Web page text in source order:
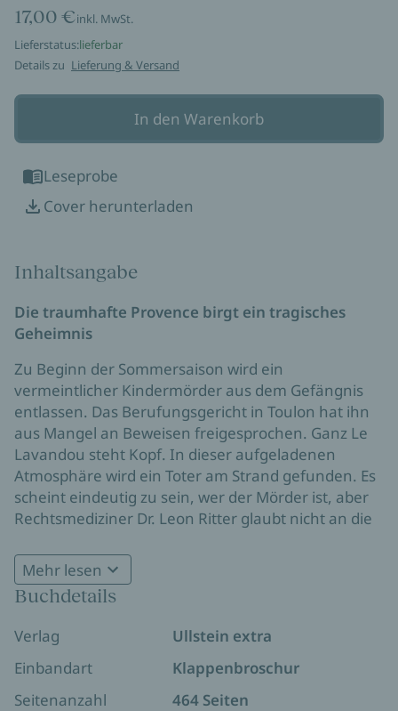
17,00 €inkl. MwSt.
Lieferstatus:lieferbar
Details zu Lieferung & Versand
In den Warenkorb
Leseprobe
Cover herunterladen
Inhaltsangabe
Die traumhafte Provence birgt ein tragisches
Geheimnis
Zu Beginn der Sommersaison wird ein
vermeintlicher Kindermörder aus dem Gefängnis
entlassen. Das Berufungsgericht in Toulon hat ihn
aus Mangel an Beweisen freigesprochen. Ganz Le
Lavandou steht Kopf. In dieser aufgeladenen
Atmosphäre wird ein Toter am Strand gefunden. Es
scheint eindeutig zu sein, wer der Mörder ist, aber
Rechtsmediziner Dr. Leon Ritter glaubt nicht an die
ihn auf die idyllische Insel Porquerolles. Tiefer und
tiefer gräbt er sich in die Geschichte der
Inselbewohner, aber seine Nachforschungen
gefallen nicht allen. Denn alles deutet darauf hin,
dass der Täter von damals dabei ist, weitere
Verbrechen zu begehen. Doch niemand will dem
Rechtsmediziner glauben ...
***
Remy Eyssens Le Lavandou-Krimis verbinden
Ermittlungen und traumhaften
Landschafstschilderungen. Mordermittlungen bei
Mehr lesen
Buchdetails
Verlag
Ullstein extra
Einbandart
Klappenbroschur
Seitenanzahl
464 Seiten